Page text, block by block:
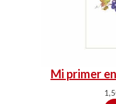
Mi primer